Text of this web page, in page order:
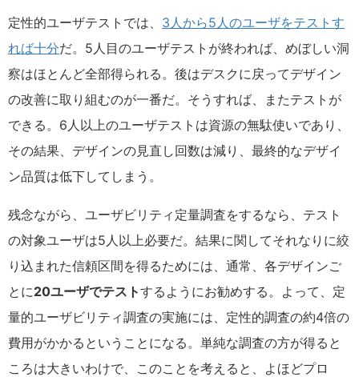
定性的ユーザテストでは、 3人から5人のユーザをテストす
れば十分だ。5人目のユーザテストが終われば、めぼしい洞
察はほとんど全部得られる。後はデスクに戻ってデザイン
の改善に取り組むのが一番だ。そうすれば、またテストが
できる。6人以上のユーザテストは資源の無駄使いであり、
その結果、デザインの見直し回数は減り、最終的なデザイ
ン品質は低下してしまう。
残念ながら、ユーザビリティ定量調査をするなら、テスト
の対象ユーザは5人以上必要だ。結果に関してそれなりに絞
り込まれた信頼区間を得るためには、通常、各デザインご
とに20ユーザでテストするようにお勧めする。よって、定
量的ユーザビリティ調査の実施には、定性的調査の約4倍の
費用がかかるということになる。単純な調査の方が得ると
ころは大きいわけで、このことを考えると、よほどプロ